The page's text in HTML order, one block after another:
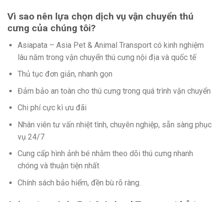
Vì sao nên lựa chọn dịch vụ vận chuyển thú
cưng của chúng tôi?
Asiapata – Asia Pet & Animal Transport có kinh nghiệm
lâu năm trong vận chuyển thú cưng nội địa và quốc tế
Thủ tục đơn giản, nhanh gọn
Đảm bảo an toàn cho thú cưng trong quá trình vận chuyển
Chi phí cực kì ưu đãi
Nhân viên tư vấn nhiệt tình, chuyên nghiệp, sẵn sàng phục
vụ 24/7
Cung cấp hình ảnh bé nhằm theo dõi thú cưng nhanh
chóng và thuận tiện nhất
Chính sách bảo hiểm, đền bù rõ ràng.